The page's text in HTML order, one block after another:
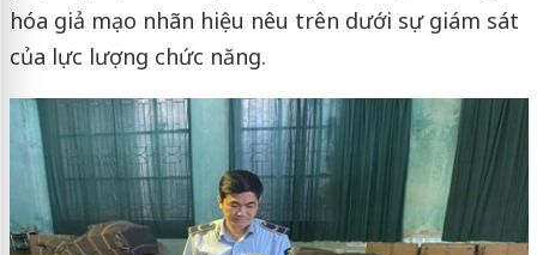
hóa giả mạo nhãn hiệu nêu trên dưới sự giám sát
của lực lượng chức năng.